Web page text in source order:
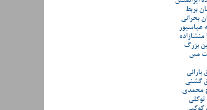
بربط
بحرانی
عباسپور
منشازاده
بزرگ
مس
گشنی
محمدی